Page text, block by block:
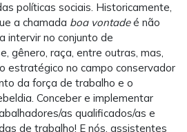
políticas sociais. Historicamente,
a chamada boa vontadeé não
intervir no conjunto de
gênero, raça, entre outras, mas,
estratégico no campo conservador
da força de trabalho e o
Conceber e implementar
as qualificados/as e
de trabalho! E nós, assistentes